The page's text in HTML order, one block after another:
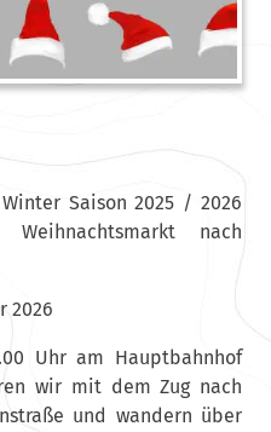
Saison 2025 / 2026
nach
2026
Uhr am Hauptbahnhof
wir mit dem Zug nach
und wandern über